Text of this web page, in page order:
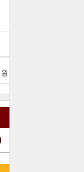
원